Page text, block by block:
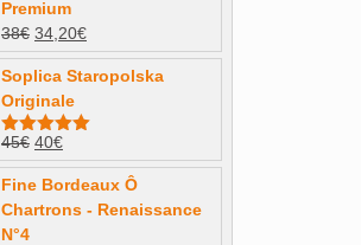
Premium
38€ Le
prix
initial
était :
38€.
34,20€Le
prix
actuel
34,20€.
Soplica Staropolska
Originale
Note4.93
sur 5
45€ Le
prix
initial
était :
40€Le
prix
actuel
est :
Fine Bordeaux Ô
Chartrons - Renaissance
N°4